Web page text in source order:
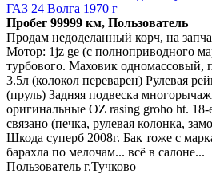
ГАЗ 24 Волга 1970 г
Пробег 99999 км, Пользователь
Продам недоделанный корч, на
Мотор: 1jz ge (с полноприводного
турбового. Маховик одномассовый,
3.5л (колокол переварен) Рулевая
(пруль) Задняя подвеска
оригинальные OZ rasing groho ht. 18-
связано (печка, рулевая колонка,
Шкода суперб 2008г. Бак тоже с
барахла по мелочам... всё в салоне...
Пользователь г.Тучково